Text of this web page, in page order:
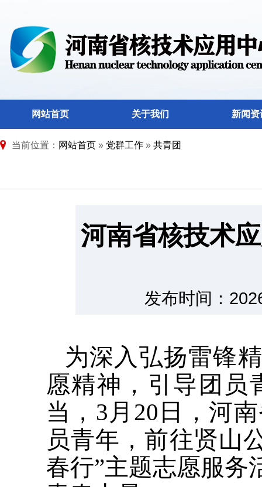
网站首页 关于我们 新闻资
当前位置： 网站首页 » 党群工作 » 共青团
河南省核技术
发布时间：
为深入弘扬雷锋
愿精神，引导团员
当，3月20日，河
员青年，前往贤山
春行”主题志愿服务